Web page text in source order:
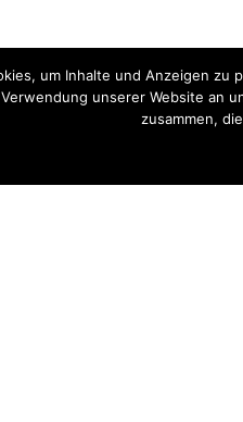
um Inhalte und Anzeigen
unserer Website an
zusammen,